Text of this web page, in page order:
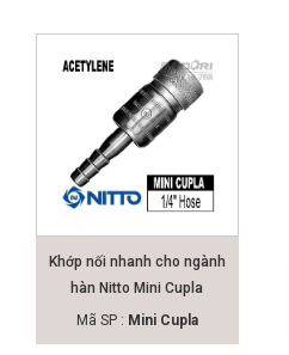
Khớp nối nhanh cho ngành
hàn Nitto Mini Cupla
Mã SP : Mini Cupla